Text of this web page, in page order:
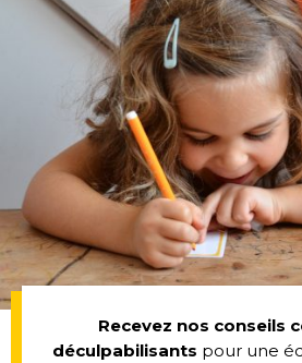
Recevez nos conseils
déculpabilisants pour une